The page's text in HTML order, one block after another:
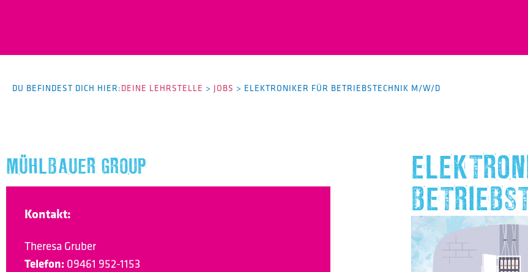
DU BEFINDEST DICH HIER:DEINE LEHRSTELLE > JOBS > ELEKTRONIKER FÜR BETRIEBSTECHNIK M/W/D
MÜHLBAUER GROUP
Kontakt:
Theresa Gruber
Telefon: 09461 952-1153